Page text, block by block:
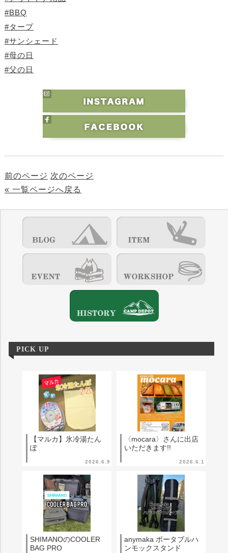
#BBQ
#タープ
#サンシェード
#母の日
#父の日
前のページ 次のページ
« 一覧ページへ戻る
PICK UP
2026.6.9
【マルカ】氷冷湯たん
ぽ
2026.6.1
〈mocara〉さんに出店
いただきます!!
SHIMANOのCOOLER
BAG PRO
anymaka ポータブルハ
ンモックスタンド